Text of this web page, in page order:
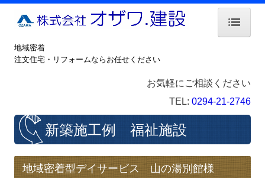
新築家づくりの流れ
施工例 平屋建て
地域密着
注文住宅・リフォームならお任せください
お気軽にご相談ください
TEL: 0294-21-2746
新築施工例 福祉施設
地域密着型デイサービス 山の湯別館様